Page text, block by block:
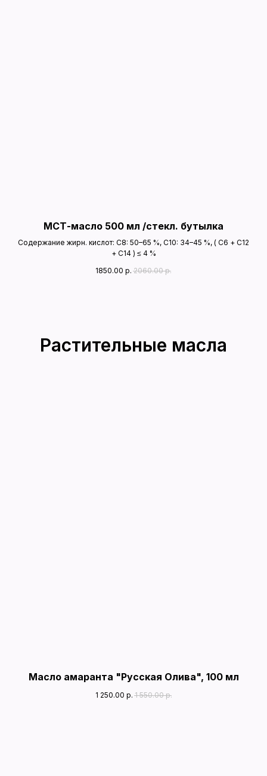
МСТ-масло 500 мл /стекл. бутылка
Содержание жирн. кислот: С8: 50–65 %, С10: 34–45 %, ( C6 + С12
+ C14 ) ≤ 4 %
1850.00 р. 2060.00 р.
Растительные масла
Масло амаранта "Русская Олива", 100 мл
1 250.00 р. 1 550.00 р.